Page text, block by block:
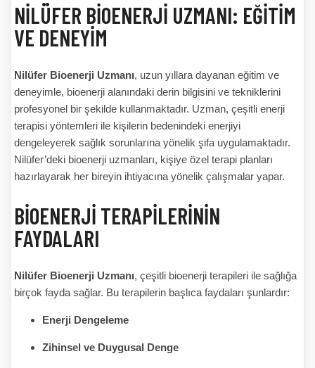
NILÜFER BIOENERJI UZMANI: EĞITIM
VE DENEYIM
Nilüfer Bioenerji Uzmanı, uzun yıllara dayanan eğitim ve
deneyimle, bioenerji alanındaki derin bilgisini ve tekniklerini
profesyonel bir şekilde kullanmaktadır. Uzman, çeşitli enerji
terapisi yöntemleri ile kişilerin bedenindeki enerjiyi
dengeleyerek sağlık sorunlarına yönelik şifa uygulamaktadır.
Nilüfer’deki bioenerji uzmanları, kişiye özel terapi planları
hazırlayarak her bireyin ihtiyacına yönelik çalışmalar yapar.
BIOENERJI TERAPILERININ
FAYDALARI
Nilüfer Bioenerji Uzmanı, çeşitli bioenerji terapileri ile sağlığa
birçok fayda sağlar. Bu terapilerin başlıca faydaları şunlardır:
Enerji Dengeleme
Zihinsel ve Duygusal Denge